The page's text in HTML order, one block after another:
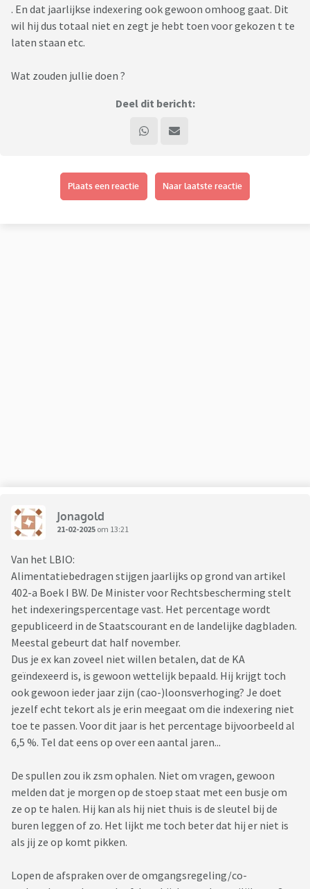
. En dat jaarlijkse indexering ook gewoon omhoog gaat. Dit
wil hij dus totaal niet en zegt je hebt toen voor gekozen t te
laten staan etc.
Wat zouden jullie doen ?
Deel dit bericht:
Plaats een reactie Naar laatste reactie
Jonagold
21-02-2025 om 13:21
Van het LBIO:
Alimentatiebedragen stijgen jaarlijks op grond van artikel
402-a Boek I BW. De Minister voor Rechtsbescherming stelt
het indexeringspercentage vast. Het percentage wordt
gepubliceerd in de Staatscourant en de landelijke dagbladen.
Meestal gebeurt dat half november.
Dus je ex kan zoveel niet willen betalen, dat de KA
geïndexeerd is, is gewoon wettelijk bepaald. Hij krijgt toch
ook gewoon ieder jaar zijn (cao-)loonsverhoging? Je doet
jezelf echt tekort als je erin meegaat om die indexering niet
toe te passen. Voor dit jaar is het percentage bijvoorbeeld al
6,5 %. Tel dat eens op over een aantal jaren...
De spullen zou ik zsm ophalen. Niet om vragen, gewoon
melden dat je morgen op de stoep staat met een busje om
ze op te halen. Hij kan als hij niet thuis is de sleutel bij de
buren leggen of zo. Het lijkt me toch beter dat hij er niet is
als jij ze op komt pikken.
Lopen de afspraken over de omgangsregeling/co-